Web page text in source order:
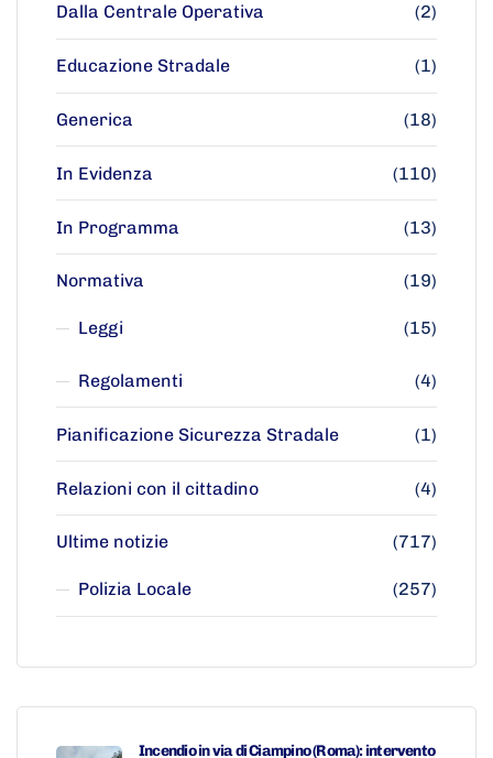
Dalla Centrale Operativa (2)
Educazione Stradale (1)
Generica (18)
In Evidenza (110)
In Programma (13)
Normativa (19)
Leggi (15)
Regolamenti (4)
Pianificazione Sicurezza Stradale (1)
Relazioni con il cittadino (4)
Ultime notizie (717)
Polizia Locale (257)
Incendio in via di Ciampino (Roma): intervento